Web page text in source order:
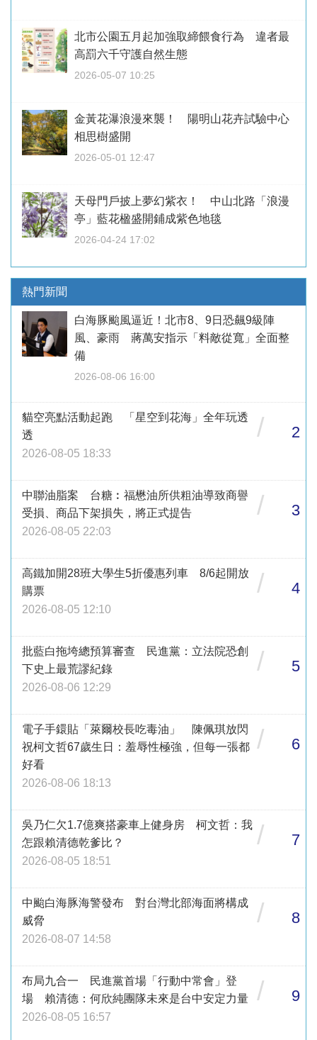
北市公園五月起加強取締餵食行為 違者最
高罰六千守護自然生態
2026-05-07 10:25
金黃花瀑浪漫來襲！ 陽明山花卉試驗中心
相思樹盛開
2026-05-01 12:47
天母門戶披上夢幻紫衣！ 中山北路「浪漫
亭」藍花楹盛開鋪成紫色地毯
2026-04-24 17:02
熱門新聞
白海豚颱風逼近！北市8、9日恐飆9級陣
風、豪雨 蔣萬安指示「料敵從寬」全面整
備
2026-08-06 16:00
貓空亮點活動起跑 「星空到花海」全年玩透
透
2026-08-05 18:33
/ 2
中聯油脂案 台糖︰福懋油所供粗油導致商譽
受損、商品下架損失，將正式提告
2026-08-05 22:03
/ 3
高鐵加開28班大學生5折優惠列車 8/6起開放
購票
2026-08-05 12:10
/ 4
批藍白拖垮總預算審查 民進黨：立法院恐創
下史上最荒謬紀錄
2026-08-06 12:29
/ 5
電子手鐶貼「萊爾校長吃毒油」 陳佩琪放閃
祝柯文哲67歲生日：羞辱性極強，但每一張都
好看
2026-08-06 18:13
/ 6
吳乃仁欠1.7億爽搭豪車上健身房 柯文哲：我
怎跟賴清德乾爹比？
2026-08-05 18:51
/ 7
中颱白海豚海警發布 對台灣北部海面將構成
威脅
2026-08-07 14:58
/ 8
布局九合一 民進黨首場「行動中常會」登
場 賴清德：何欣純團隊未來是台中安定力量
2026-08-05 16:57
/ 9